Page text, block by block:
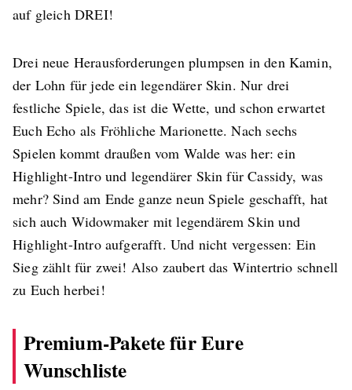
auf gleich DREI!
Drei neue Herausforderungen plumpsen in den Kamin,
der Lohn für jede ein legendärer Skin. Nur drei
festliche Spiele, das ist die Wette, und schon erwartet
Euch Echo als Fröhliche Marionette. Nach sechs
Spielen kommt draußen vom Walde was her: ein
Highlight-Intro und legendärer Skin für Cassidy, was
mehr? Sind am Ende ganze neun Spiele geschafft, hat
sich auch Widowmaker mit legendärem Skin und
Highlight-Intro aufgerafft. Und nicht vergessen: Ein
Sieg zählt für zwei! Also zaubert das Wintertrio schnell
zu Euch herbei!
Premium-Pakete für Eure
Wunschliste